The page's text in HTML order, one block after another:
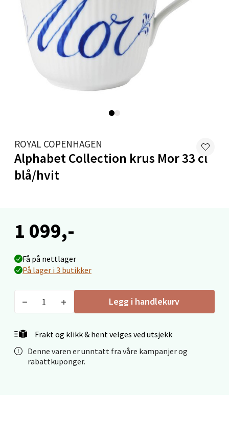
ROYAL COPENHAGEN
Alphabet Collection krus Mor 33 cl
blå/hvit
1 099,-
Få på nettlager
På lager i 3 butikker
Legg i handlekurv
Frakt og klikk & hent velges ved utsjekk
Denne varen er unntatt fra våre kampanjer og
rabattkuponger.
Moafjæra 14, 7606 Levanger
Åpent i dag 10-18
0 i butikk
Mandal - Alti Mandal
Skarvøyveien 55, 4517 Mandal
Åpent i dag 10-18
Mo i Rana - Thon Senter Mo i
Rana
Åpent i dag 10-18